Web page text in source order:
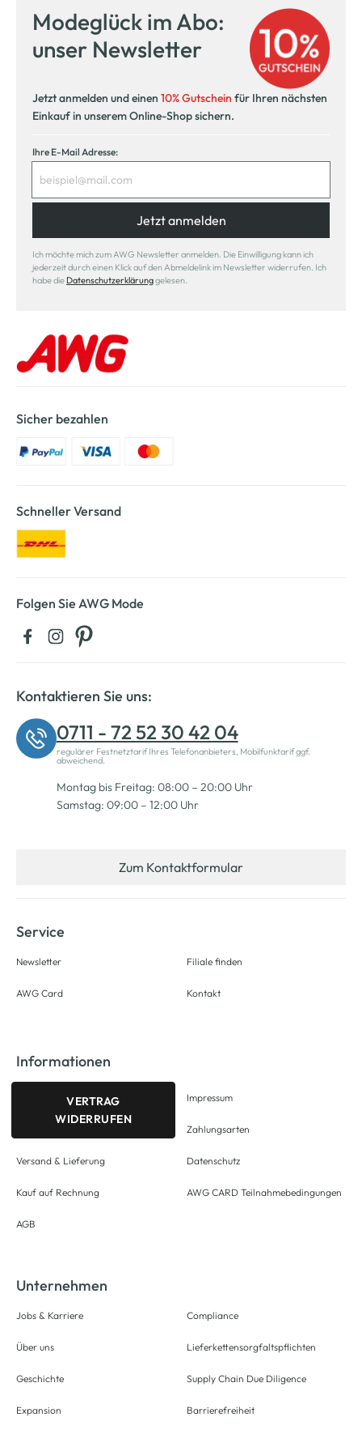
Modeglück im Abo:
unser Newsletter
Jetzt anmelden und einen 10% Gutschein für Ihren nächsten
Einkauf in unserem Online-Shop sichern.
Ihre E-Mail Adresse:
Jetzt anmelden
Ich möchte mich zum AWG Newsletter anmelden. Die Einwilligung kann ich
jederzeit durch einen Klick auf den Abmeldelink im Newsletter widerrufen. Ich
habe die Datenschutzerklärunggelesen.
Sicher bezahlen
Schneller Versand
Folgen Sie AWG Mode
Kontaktieren Sie uns:
0711 - 72 52 30 42 04
regulärer Festnetztarif Ihres Telefonanbieters, Mobilfunktarif ggf.
abweichend.
Montag bis Freitag: 08:00 – 20:00 Uhr
Samstag: 09:00 – 12:00 Uhr
Zum Kontaktformular
Service
Newsletter
AWG Card
Filiale finden
Kontakt
Informationen
VERTRAG
WIDERRUFEN
Versand & Lieferung
Kauf auf Rechnung
AGB
Impressum
Zahlungsarten
Datenschutz
AWG CARD Teilnahmebedingungen
Unternehmen
Jobs & Karriere
Über uns
Geschichte
Expansion
Compliance
Lieferkettensorgfaltspflichten
Supply Chain Due Diligence
Barrierefreiheit